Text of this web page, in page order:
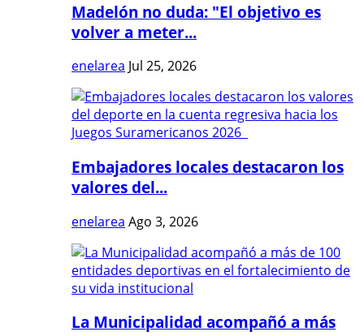
Madelón no duda: "El objetivo es
volver a meter...
enelarea Jul 25, 2026
Embajadores locales destacaron los
valores del...
enelarea Ago 3, 2026
La Municipalidad acompañó a más